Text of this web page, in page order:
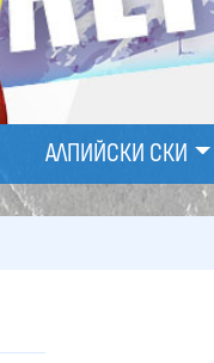
АЛПИЙСКИ СКИ